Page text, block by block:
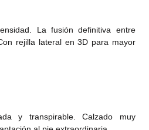
La fusión definitiva entre
rejilla lateral en 3D para mayor
y transpirable. Calzado muy